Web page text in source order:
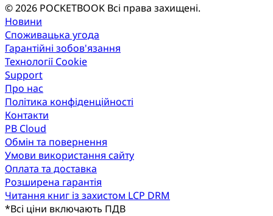
© 2026 POCKETBOOK Всі права захищені.
Новини
Споживацька угода
Гарантійні зобов'язання
Технології Cookie
Support
Про нас
Політика конфіденційності
Контакти
PB Cloud
Обмін та повернення
Умови використання сайту
Оплата та доставка
Розширена гарантія
Читання книг із захистом LCP DRM
*Всі ціни включають ПДВ